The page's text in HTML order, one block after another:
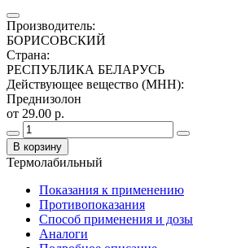
Производитель:
БОРИСОВСКИЙ
Страна:
РЕСПУБЛИКА БЕЛАРУСЬ
Действующее вещество (МНН):
Преднизолон
от 29.00 р.
В корзину
Термолабильный
Показания к применению
Противопоказания
Способ применения и дозы
Аналоги